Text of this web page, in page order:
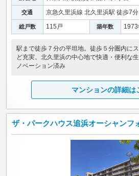
交通 京急久里浜線 北久里浜駅 徒歩7分
総戸数 115戸 築年数 1973
駅まで徒歩７分の平坦地。徒歩５分圏内に
ど充実。北久里浜の中心地で快適・便利な
ノベーション済み
マンションの詳細は
ザ・パークハウス追浜オーシャン